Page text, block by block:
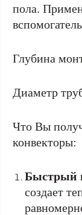
пола.
Глубина
Диаметр
Что Вы
конвекторы:
Быстрый
создает